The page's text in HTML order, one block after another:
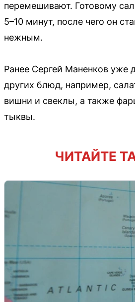
перемешивают. Готовому
5–10 минут, после чего он
нежным.
Ранее Сергей Маненков уже
других блюд, например,
вишни и свеклы, а также
тыквы.
ЧИТАЙТЕ